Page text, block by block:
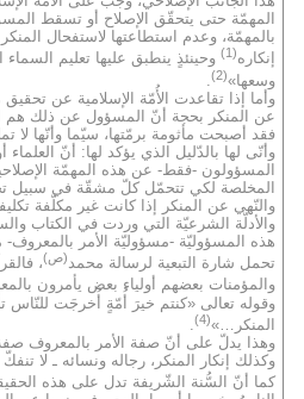
المهمّة حتى يتحقّق الإصلاح أو تسقط
بالمهمّة، وعدم استطاعتها لاستفحال
إنكاره(1)
وحينئذٍ ينطبق عليها تعليم السماء
وسعها»(2)
.
وأما إذا تقاعدت الأُمّة الإسلامية عن
عن المنكر بحجة أنّ المسؤول عن ذلك هم
فقد أصبحت مأثومة برمّتها، سيّما وأنّها لا
وأنّى لها بالدّليل الذي يؤكد لها: أنّ
المسؤولون -فقط- عن هذه المهمّة
المخلصة لكي تتحمّل كلّ مشقّة في سبيل
والنّهي عن المنكر إذا كانت غير مكلّفة
والأدلّة الشرعيّة التي وردت في الكتاب
هذه المسؤوليّة -مسؤوليّة الأمر بالمعروف-
تحمل شارة التبعية لرسالة محمد(ص)،
والمؤمنات بعضهم أولياء بعض يأمرون
وقوله تعالى «كنتم خيرَ أُمّةٍ أُخرجَت للنّاس
المنكر…»(4)
.
وهذا يدلّ على أنّ صفة الأمر بالمعروف
وكذلك إنكار المنكر، رجاله ونسائه ـ لا
كما أنّ السُّنة الشّريفة تدل على هذه